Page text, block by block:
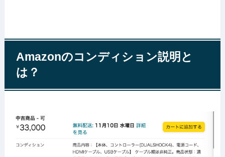
Amazonのコンディション説明と
は？